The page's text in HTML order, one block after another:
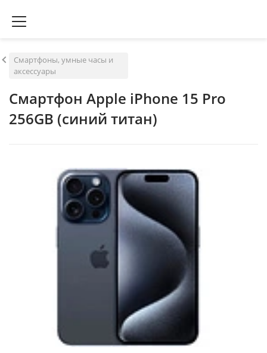
Смартфоны, умные часы и
аксессуары
Смартфон Apple iPhone 15 Pro
256GB (синий титан)